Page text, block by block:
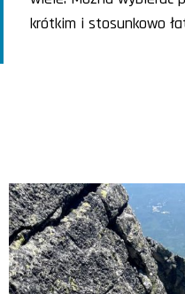
krótkim i stosunkowo